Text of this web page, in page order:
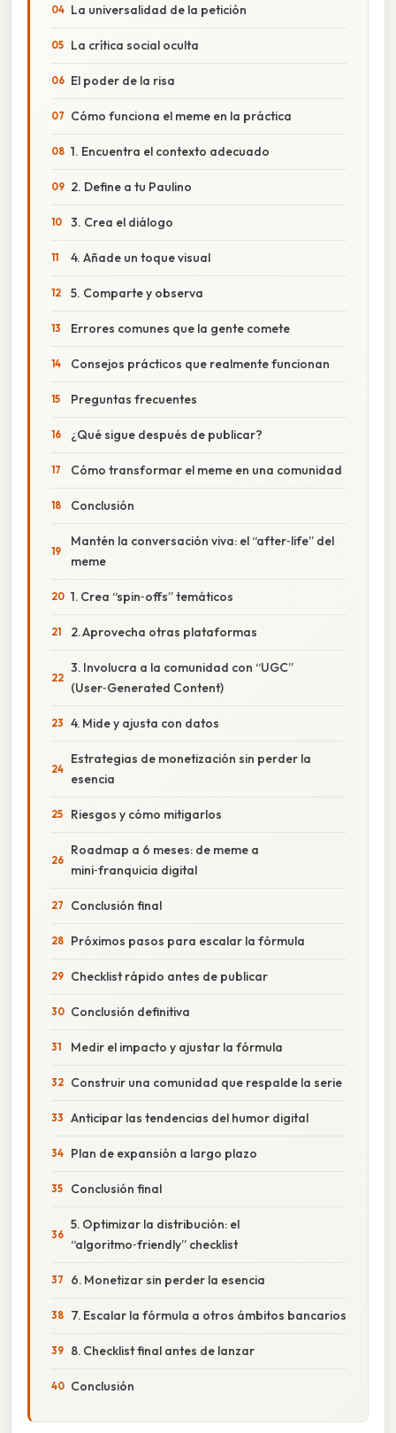
La universalidad de la petición
La crítica social oculta
El poder de la risa
Cómo funciona el meme en la práctica
1. Encuentra el contexto adecuado
2. Define a tu Paulino
3. Crea el diálogo
4. Añade un toque visual
5. Comparte y observa
Errores comunes que la gente comete
Consejos prácticos que realmente funcionan
Preguntas frecuentes
¿Qué sigue después de publicar?
Cómo transformar el meme en una comunidad
Conclusión
Mantén la conversación viva: el “after‑life” del
meme
1. Crea “spin‑offs” temáticos
2. Aprovecha otras plataformas
3. Involucra a la comunidad con “UGC”
(User‑Generated Content)
4. Mide y ajusta con datos
Estrategias de monetización sin perder la
esencia
Riesgos y cómo mitigarlos
Roadmap a 6 meses: de meme a
mini‑franquicia digital
Conclusión final
Próximos pasos para escalar la fórmula
Checklist rápido antes de publicar
Conclusión definitiva
Medir el impacto y ajustar la fórmula
Construir una comunidad que respalde la serie
Anticipar las tendencias del humor digital
Plan de expansión a largo plazo
Conclusión final
5. Optimizar la distribución: el
“algoritmo‑friendly” checklist
6. Monetizar sin perder la esencia
7. Escalar la fórmula a otros ámbitos bancarios
8. Checklist final antes de lanzar
Conclusión